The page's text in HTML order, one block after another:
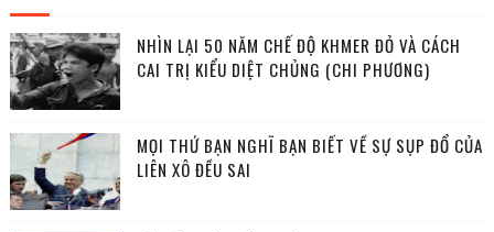
NHÌN LẠI 50 NĂM CHẾ ĐỘ KHMER ĐỎ VÀ CÁCH
CAI TRỊ KIỂU DIỆT CHỦNG (CHI PHƯƠNG)
MỌI THỨ BẠN NGHĨ BẠN BIẾT VỀ SỰ SỤP ĐỔ CỦA
LIÊN XÔ ĐỀU SAI